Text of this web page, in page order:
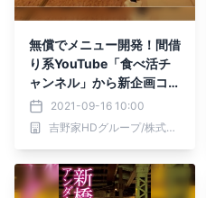
無償でメニュー開発！間借
り系YouTube「食べ活チ
ャンネル」から新企画コー
ナー「勝手に新メニュー」
が誕生! 間借り文化の更な
る醸成を行います。
2021-09-16 10:00
吉野家HDグループ/株式会社シェアレストラン